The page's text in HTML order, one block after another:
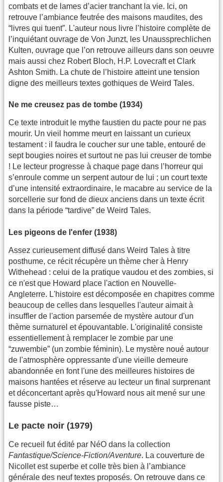
combats et de lames d’acier tranchant la vie. Ici, on
retrouve l’ambiance feutrée des maisons maudites, des
“livres qui tuent”. L'auteur nous livre l’histoire complète de
l’inquiétant ouvrage de Von Junzt, les Unaussprechlichen
Kulten, ouvrage que l’on retrouve ailleurs dans son oeuvre
mais aussi chez Robert Bloch, H.P. Lovecraft et Clark
Ashton Smith. La chute de l’histoire atteint une tension
digne des meilleurs textes gothiques de Weird Tales.
Ne me creusez pas de tombe (1934)
Ce texte introduit le mythe faustien du pacte pour ne pas
mourir. Un vieil homme meurt en laissant un curieux
testament : il faudra le coucher sur une table, entouré de
sept bougies noires et surtout ne pas lui creuser de tombe
! Le lecteur progresse à chaque page dans l’horreur qui
s’enroule comme un serpent autour de lui ; un court texte
d’une intensité extraordinaire, le macabre au service de la
sorcellerie sur fond de dieux anciens dans un texte écrit
dans la période “tardive” de Weird Tales.
Les pigeons de l'enfer (1938)
Assez curieusement diffusé dans Weird Tales à titre
posthume, ce récit récupère un thème cher à Henry
Withehead : celui de la pratique vaudou et des zombies, si
ce n'est que Howard place l'action en Nouvelle-
Angleterre. L'histoire est décomposée en chapitres comme
beaucoup de celles dans lesquelles l'auteur aimait à
insuffler de l'action parsemée de mystère autour d'un
thème surnaturel et épouvantable. L'originalité consiste
essentiellement à remplacer le zombie par une
“zuwembie” (un zombie féminin). Le mystère noué autour
de l'atmosphère oppressante d'une vieille demeure
abandonnée en font l'une des meilleures histoires de
maisons hantées et réserve au lecteur un final surprenant
et déconcertant après qu'Howard nous ait mené sur une
fausse piste…
Le pacte noir (1979)
Ce recueil fut édité par NéO dans la collection
Fantastique/Science-Fiction/Aventure. La couverture de
Nicollet est superbe et colle très bien à l’ambiance
générale des neuf textes proposés. On retrouve dans ce